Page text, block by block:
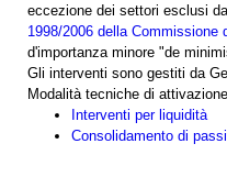
eccezione dei settori esclusi
1998/2006 della Commissione
d'importanza minore "de
Gli interventi sono gestiti da
Modalità tecniche di
Interventi per liquidità
Consolidamento di